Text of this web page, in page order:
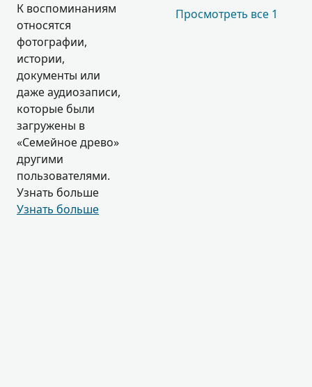
К воспоминаниям
относятся
фотографии,
истории,
документы или
даже аудиозаписи,
которые были
загружены в
«Семейное древо»
другими
пользователями.
Узнать больше
Узнать больше
Просмотреть все 1